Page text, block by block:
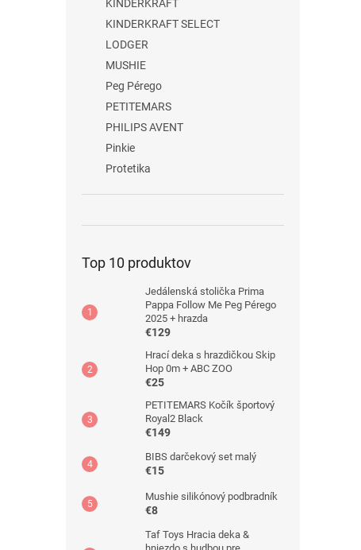
KINDERKRAFT
KINDERKRAFT SELECT
LODGER
MUSHIE
Peg Pérego
PETITEMARS
PHILIPS AVENT
Pinkie
Protetika
Top 10 produktov
Jedálenská stolička Prima
Pappa Follow Me Peg Pérego
2025 + hrazda
€129
Hrací deka s hrazdičkou Skip
Hop 0m + ABC ZOO
€25
PETITEMARS Kočík športový
Royal2 Black
€149
BIBS darčekový set malý
€15
Mushie silikónový podbradník
€8
Taf Toys Hracia deka &